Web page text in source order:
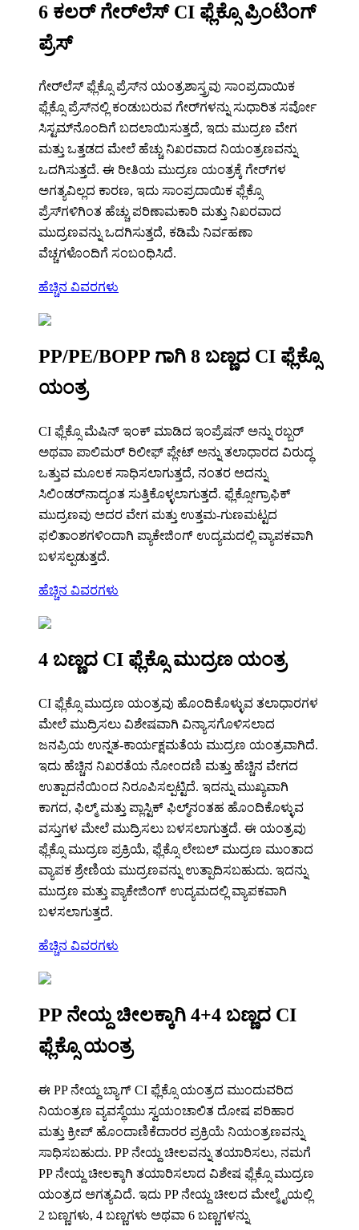
6 ಕಲರ್ ಗೇರ್‌ಲೆಸ್ CI ಫ್ಲೆಕ್ಸೊ ಪ್ರಿಂಟಿಂಗ್
ಪ್ರೆಸ್
ಗೇರ್‌ಲೆಸ್ ಫ್ಲೆಕ್ಸೊ ಪ್ರೆಸ್‌ನ ಯಂತ್ರಶಾಸ್ತ್ರವು ಸಾಂಪ್ರದಾಯಿಕ
ಫ್ಲೆಕ್ಸೊ ಪ್ರೆಸ್‌ನಲ್ಲಿ ಕಂಡುಬರುವ ಗೇರ್‌ಗಳನ್ನು ಸುಧಾರಿತ ಸರ್ವೋ
ಸಿಸ್ಟಮ್‌ನೊಂದಿಗೆ ಬದಲಾಯಿಸುತ್ತದೆ, ಇದು ಮುದ್ರಣ ವೇಗ
ಮತ್ತು ಒತ್ತಡದ ಮೇಲೆ ಹೆಚ್ಚು ನಿಖರವಾದ ನಿಯಂತ್ರಣವನ್ನು
ಒದಗಿಸುತ್ತದೆ. ಈ ರೀತಿಯ ಮುದ್ರಣ ಯಂತ್ರಕ್ಕೆ ಗೇರ್‌ಗಳ
ಅಗತ್ಯವಿಲ್ಲದ ಕಾರಣ, ಇದು ಸಾಂಪ್ರದಾಯಿಕ ಫ್ಲೆಕ್ಸೊ
ಪ್ರೆಸ್‌ಗಳಿಗಿಂತ ಹೆಚ್ಚು ಪರಿಣಾಮಕಾರಿ ಮತ್ತು ನಿಖರವಾದ
ಮುದ್ರಣವನ್ನು ಒದಗಿಸುತ್ತದೆ, ಕಡಿಮೆ ನಿರ್ವಹಣಾ
ವೆಚ್ಚಗಳೊಂದಿಗೆ ಸಂಬಂಧಿಸಿದೆ.
ಹೆಚ್ಚಿನ ವಿವರಗಳು
PP/PE/BOPP ಗಾಗಿ 8 ಬಣ್ಣದ CI ಫ್ಲೆಕ್ಸೊ
ಯಂತ್ರ
CI ಫ್ಲೆಕ್ಸೊ ಮೆಷಿನ್ ಇಂಕ್ ಮಾಡಿದ ಇಂಪ್ರೆಷನ್ ಅನ್ನು ರಬ್ಬರ್
ಅಥವಾ ಪಾಲಿಮರ್ ರಿಲೀಫ್ ಪ್ಲೇಟ್ ಅನ್ನು ತಲಾಧಾರದ ವಿರುದ್ಧ
ಒತ್ತುವ ಮೂಲಕ ಸಾಧಿಸಲಾಗುತ್ತದೆ, ನಂತರ ಅದನ್ನು
ಸಿಲಿಂಡರ್‌ನಾದ್ಯಂತ ಸುತ್ತಿಕೊಳ್ಳಲಾಗುತ್ತದೆ. ಫ್ಲೆಕ್ಸೋಗ್ರಾಫಿಕ್
ಮುದ್ರಣವು ಅದರ ವೇಗ ಮತ್ತು ಉತ್ತಮ-ಗುಣಮಟ್ಟದ
ಫಲಿತಾಂಶಗಳಿಂದಾಗಿ ಪ್ಯಾಕೇಜಿಂಗ್ ಉದ್ಯಮದಲ್ಲಿ ವ್ಯಾಪಕವಾಗಿ
ಬಳಸಲ್ಪಡುತ್ತದೆ.
ಹೆಚ್ಚಿನ ವಿವರಗಳು
4 ಬಣ್ಣದ CI ಫ್ಲೆಕ್ಸೊ ಮುದ್ರಣ ಯಂತ್ರ
CI ಫ್ಲೆಕ್ಸೊ ಮುದ್ರಣ ಯಂತ್ರವು ಹೊಂದಿಕೊಳ್ಳುವ ತಲಾಧಾರಗಳ
ಮೇಲೆ ಮುದ್ರಿಸಲು ವಿಶೇಷವಾಗಿ ವಿನ್ಯಾಸಗೊಳಿಸಲಾದ
ಜನಪ್ರಿಯ ಉನ್ನತ-ಕಾರ್ಯಕ್ಷಮತೆಯ ಮುದ್ರಣ ಯಂತ್ರವಾಗಿದೆ.
ಇದು ಹೆಚ್ಚಿನ ನಿಖರತೆಯ ನೋಂದಣಿ ಮತ್ತು ಹೆಚ್ಚಿನ ವೇಗದ
ಉತ್ಪಾದನೆಯಿಂದ ನಿರೂಪಿಸಲ್ಪಟ್ಟಿದೆ. ಇದನ್ನು ಮುಖ್ಯವಾಗಿ
ಕಾಗದ, ಫಿಲ್ಮ್ ಮತ್ತು ಪ್ಲಾಸ್ಟಿಕ್ ಫಿಲ್ಮ್‌ನಂತಹ ಹೊಂದಿಕೊಳ್ಳುವ
ವಸ್ತುಗಳ ಮೇಲೆ ಮುದ್ರಿಸಲು ಬಳಸಲಾಗುತ್ತದೆ. ಈ ಯಂತ್ರವು
ಫ್ಲೆಕ್ಸೊ ಮುದ್ರಣ ಪ್ರಕ್ರಿಯೆ, ಫ್ಲೆಕ್ಸೊ ಲೇಬಲ್ ಮುದ್ರಣ ಮುಂತಾದ
ವ್ಯಾಪಕ ಶ್ರೇಣಿಯ ಮುದ್ರಣವನ್ನು ಉತ್ಪಾದಿಸಬಹುದು. ಇದನ್ನು
ಮುದ್ರಣ ಮತ್ತು ಪ್ಯಾಕೇಜಿಂಗ್ ಉದ್ಯಮದಲ್ಲಿ ವ್ಯಾಪಕವಾಗಿ
ಬಳಸಲಾಗುತ್ತದೆ.
ಹೆಚ್ಚಿನ ವಿವರಗಳು
PP ನೇಯ್ದ ಚೀಲಕ್ಕಾಗಿ 4+4 ಬಣ್ಣದ CI
ಫ್ಲೆಕ್ಸೊ ಯಂತ್ರ
ಈ PP ನೇಯ್ದ ಬ್ಯಾಗ್ CI ಫ್ಲೆಕ್ಸೊ ಯಂತ್ರದ ಮುಂದುವರಿದ
ನಿಯಂತ್ರಣ ವ್ಯವಸ್ಥೆಯು ಸ್ವಯಂಚಾಲಿತ ದೋಷ ಪರಿಹಾರ
ಮತ್ತು ಕ್ರೀಪ್ ಹೊಂದಾಣಿಕೆದಾರರ ಪ್ರಕ್ರಿಯೆ ನಿಯಂತ್ರಣವನ್ನು
ಸಾಧಿಸಬಹುದು. PP ನೇಯ್ದ ಚೀಲವನ್ನು ತಯಾರಿಸಲು, ನಮಗೆ
PP ನೇಯ್ದ ಚೀಲಕ್ಕಾಗಿ ತಯಾರಿಸಲಾದ ವಿಶೇಷ ಫ್ಲೆಕ್ಸೊ ಮುದ್ರಣ
ಯಂತ್ರದ ಅಗತ್ಯವಿದೆ. ಇದು PP ನೇಯ್ದ ಚೀಲದ ಮೇಲ್ಮೈಯಲ್ಲಿ
2 ಬಣ್ಣಗಳು, 4 ಬಣ್ಣಗಳು ಅಥವಾ 6 ಬಣ್ಣಗಳನ್ನು